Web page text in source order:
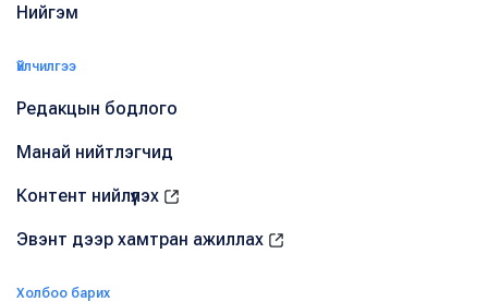
Нийгэм
Үйлчилгээ
Редакцын бодлого
Манай нийтлэгчид
Контент нийлүүлэх
Эвэнт дээр хамтран ажиллах
Холбоо барих